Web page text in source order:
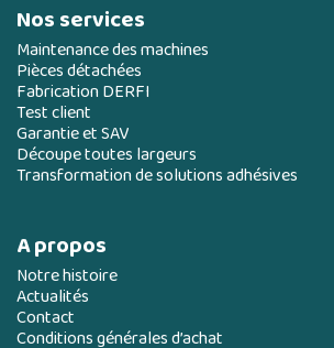
Nos services
Maintenance des machines
Pièces détachées
Fabrication DERFI
Test client
Garantie et SAV
Découpe toutes largeurs
Transformation de solutions adhésives
A propos
Notre histoire
Actualités
Contact
Conditions générales d’achat